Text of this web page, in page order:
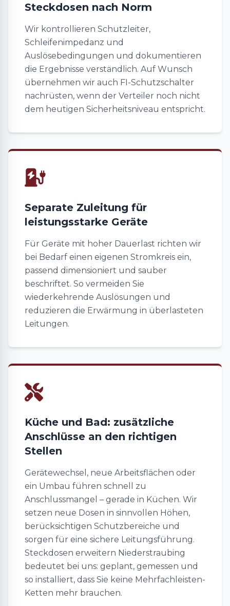
Steckdosen nach Norm
Wir kontrollieren Schutzleiter,
Schleifenimpedanz und
Auslösebedingungen und dokumentieren
die Ergebnisse verständlich. Auf Wunsch
übernehmen wir auch FI-Schutzschalter
nachrüsten, wenn der Verteiler noch nicht
dem heutigen Sicherheitsniveau entspricht.
Separate Zuleitung für
leistungsstarke Geräte
Für Geräte mit hoher Dauerlast richten wir
bei Bedarf einen eigenen Stromkreis ein,
passend dimensioniert und sauber
beschriftet. So vermeiden Sie
wiederkehrende Auslösungen und
reduzieren die Erwärmung in überlasteten
Leitungen.
Küche und Bad: zusätzliche
Anschlüsse an den richtigen
Stellen
Gerätewechsel, neue Arbeitsflächen oder
ein Umbau führen schnell zu
Anschlussmangel – gerade in Küchen. Wir
setzen neue Dosen in sinnvollen Höhen,
berücksichtigen Schutzbereiche und
sorgen für eine sichere Leitungsführung.
Steckdosen erweitern Niederstraubing
bedeutet bei uns: geplant, gemessen und
so installiert, dass Sie keine Mehrfachleisten-
Ketten mehr brauchen.